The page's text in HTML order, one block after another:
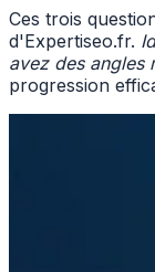
Ces trois
d'Expertiseo.fr.
avez des angles
progression